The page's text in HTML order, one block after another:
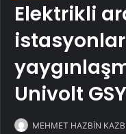
Elektrikli
Univolt
MEHMET HAZBİN